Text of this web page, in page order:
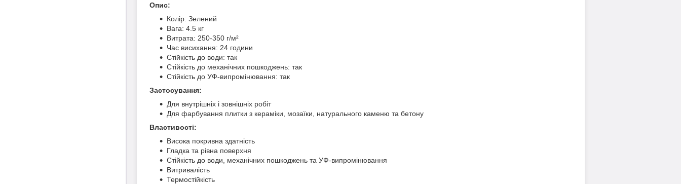
Опис:
Колір: Зелений
Вага: 4.5 кг
Витрата: 250-350 г/м²
Час висихання: 24 години
Стійкість до води: так
Стійкість до механічних пошкоджень: так
Стійкість до УФ-випромінювання: так
Застосування:
Для внутрішніх і зовнішніх робіт
Для фарбування плитки з кераміки, мозаїки, натурального каменю та бетону
Властивості:
Висока покривна здатність
Гладка та рівна поверхня
Стійкість до води, механічних пошкоджень та УФ-випромінювання
Витривалість
Термостійкість